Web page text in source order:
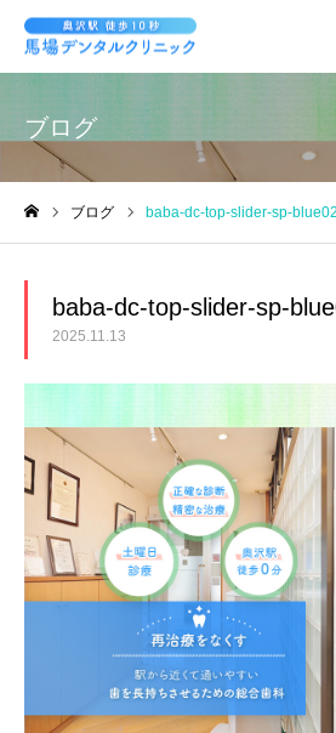
ブログ
ブログ baba-dc-top-slider-sp-
baba-dc-top-slider-sp-
2025.11.13